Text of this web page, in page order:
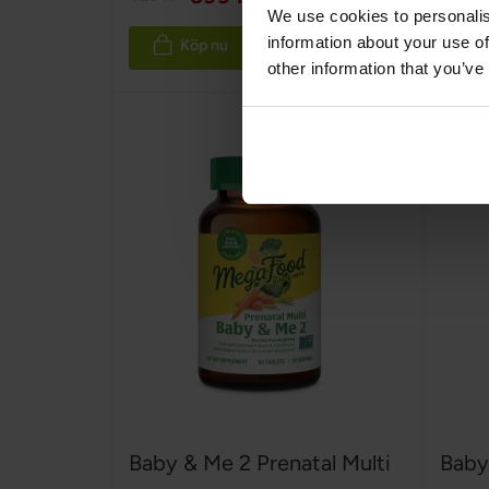
We use cookies to
information about your use
other information that
Köp nu
Baby & Me 2 Prenatal Multi